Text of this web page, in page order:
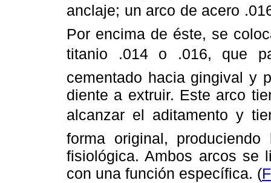
anclaje; un arco de acero
Por encima de éste, se
titanio .014 o .016, que
cementado hacia gingival y
diente a extruir. Este arco
alcanzar el aditamento y
forma original,
fisiológica. Ambos arcos se
con una función específica. (